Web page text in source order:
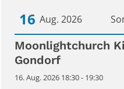
16 Aug. 2026
Datum: 16. August 2026
Moonlightchurch
Gondorf
16. Aug. 2026 18:30 - 19:30